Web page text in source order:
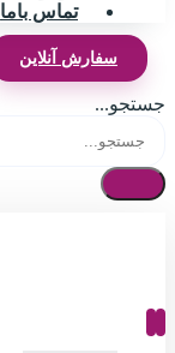
تماس باما
سفارش آنلاین
جستجو...